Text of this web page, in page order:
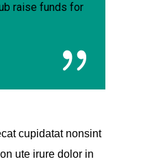
raise funds for
cupidatat nonsint
ute irure dolor in